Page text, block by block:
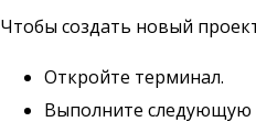
Чтобы создать новый
Откройте терминал.
Выполните следующую